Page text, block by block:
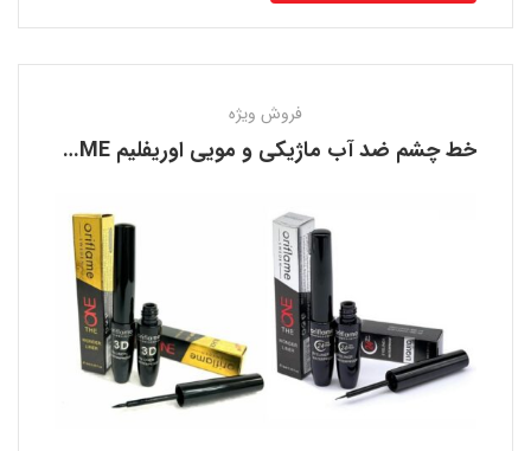
فروش ویژه
خط چشم ضد آب ماژیکی و مویی اوریفلیم ORIFLAME